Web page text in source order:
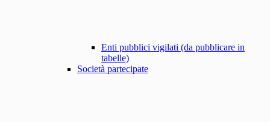
Enti pubblici vigilati (da pubblicare in
tabelle)
Società partecipate